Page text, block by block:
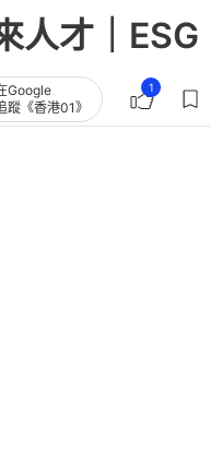
人才｜ESG
Google
蹤《香港01》
1